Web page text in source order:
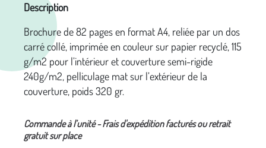
Description
Brochure de 82 pages en format A4, reliée par un dos
carré collé, imprimée en couleur sur papier recyclé, 115
g/m2 pour l’intérieur et couverture semi-rigide
240g/m2, pelliculage mat sur l’extérieur de la
couverture, poids 320 gr.
Commande à l’unité - Frais d'expédition facturés ou retrait
gratuit sur place